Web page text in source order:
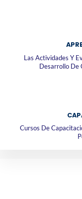
Las Actividades Y
Desarrollo De
Cursos De